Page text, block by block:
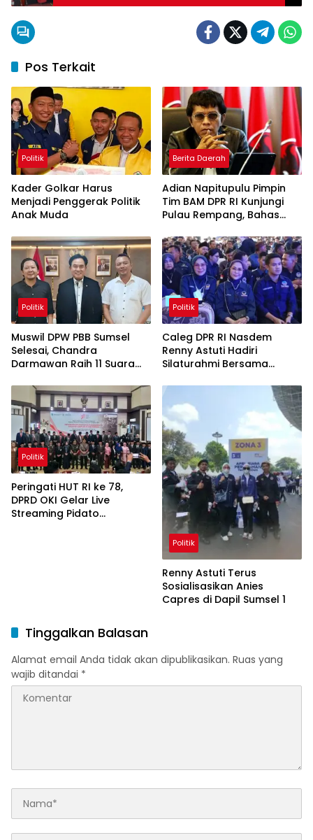
Pos Terkait
Politik
Kader Golkar Harus
Menjadi Penggerak Politik
Anak Muda
Berita Daerah
Adian Napitupulu Pimpin
Tim BAM DPR RI Kunjungi
Pulau Rempang, Bahas
Aspirasi Warga
Politik
Muswil DPW PBB Sumsel
Selesai, Chandra
Darmawan Raih 11 Suara
Politik
Caleg DPR RI Nasdem
Renny Astuti Hadiri
Silaturahmi Bersama
Politik
Peringati HUT RI ke 78,
DPRD OKI Gelar Live
Streaming Pidato
Politik
Renny Astuti Terus
Sosialisasikan Anies
Capres di Dapil Sumsel 1
Tinggalkan Balasan
Alamat email Anda tidak akan dipublikasikan. Ruas yang
wajib ditandai *